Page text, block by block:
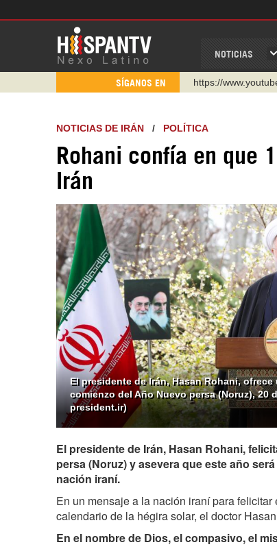
NOTICIAS
SÍGANOS EN
https://
https://t.me/
WhatsApp y
https://
NOTICIAS DE IRÁN / POLÍTICA
Rohani confía en que
Irán
El presidente de Irán, Hasan Rohani,
comienzo del Año Nuevo persa (Noruz), 20
president.ir)
El presidente de Irán, Hasan Rohani,
persa (Noruz) y asevera que este año
nación iraní.
En un mensaje a la nación iraní para
calendario de la hégira solar, el doctor
En el nombre de Dios, el compasivo, el